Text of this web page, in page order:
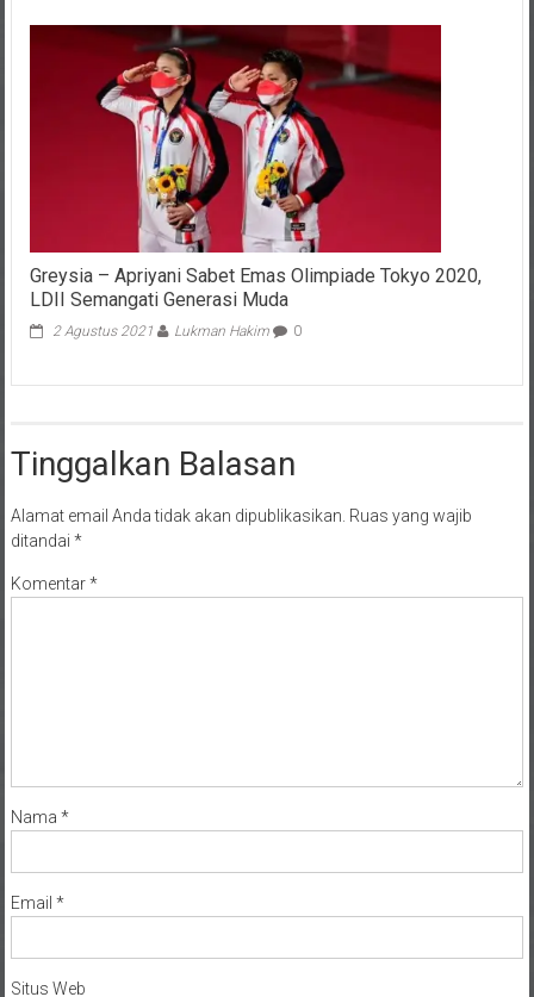
Greysia – Apriyani Sabet Emas Olimpiade Tokyo 2020,
LDII Semangati Generasi Muda
2 Agustus 2021 Lukman Hakim 0
Tinggalkan Balasan
Alamat email Anda tidak akan dipublikasikan. Ruas yang wajib
ditandai *
Komentar*
Nama *
Email *
Situs Web